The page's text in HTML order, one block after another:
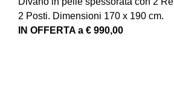
2 Posti. Dimensioni 170 x 190 cm.
IN OFFERTA a € 990,00